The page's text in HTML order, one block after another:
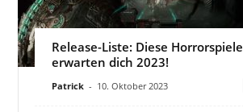
Release-Liste: Diese Horrorspiele
erwarten dich 2023!
Patrick - 10. Oktober 2023